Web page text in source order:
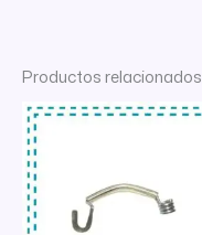
Productos relacionados